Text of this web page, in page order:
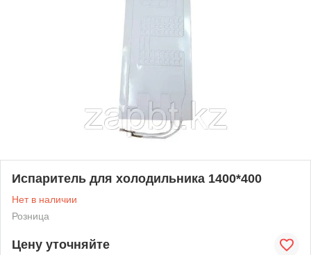
Испаритель для холодильника 1400*400
Нет в наличии
Розница
Цену уточняйте